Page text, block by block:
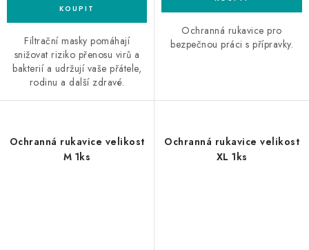
Filtrační masky pomáhají
snižovat riziko přenosu virů a
bakterií a udržují vaše přátele,
rodinu a další zdravé.
Ochranná rukavice pro
bezpečnou práci s přípravky.
Ochranná rukavice velikost
M 1ks
Ochranná rukavice velikost
XL 1ks